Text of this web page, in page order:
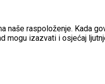
naše raspoloženje. Kada
mogu izazvati i osjećaj